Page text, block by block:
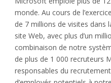
monde. Au cours de
de 7 millions de visites dans
site Web, avec plus d’un
combinaison de notre
de plus de 1 000 recruteurs
responsables du